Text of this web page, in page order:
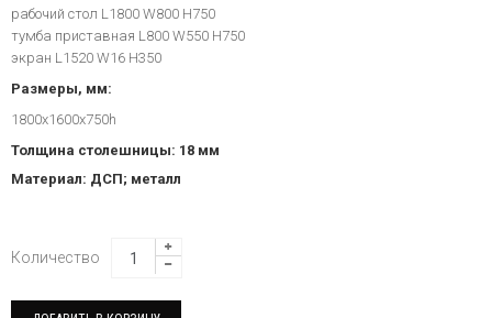
рабочий стол L1800 W800 H750
тумба приставная L800 W550 H750
экран L1520 W16 H350
Размеры, мм:
1800х1600х750h
Толщина столешницы: 18 мм
Материал: ДСП; металл
Количество